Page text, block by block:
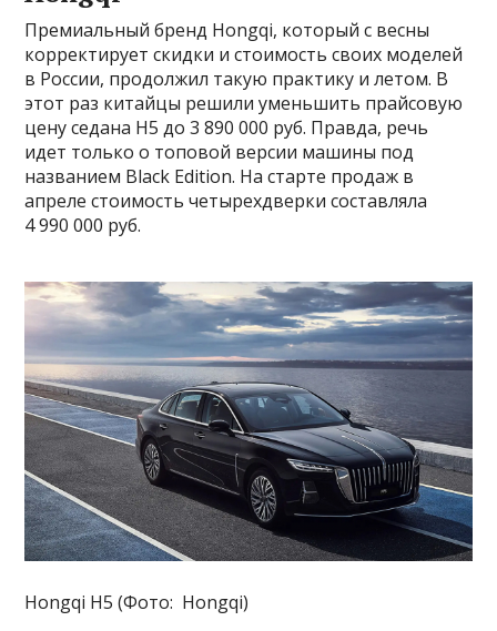
Премиальный бренд Hongqi, который с весны
корректирует скидки и стоимость своих моделей
в России, продолжил такую практику и летом. В
этот раз китайцы решили уменьшить прайсовую
цену седана H5 до 3 890 000 руб. Правда, речь
идет только о топовой версии машины под
названием Black Edition. На старте продаж в
апреле стоимость четырехдверки составляла
4 990 000 руб.
Hongqi H5 (Фото: Hongqi)